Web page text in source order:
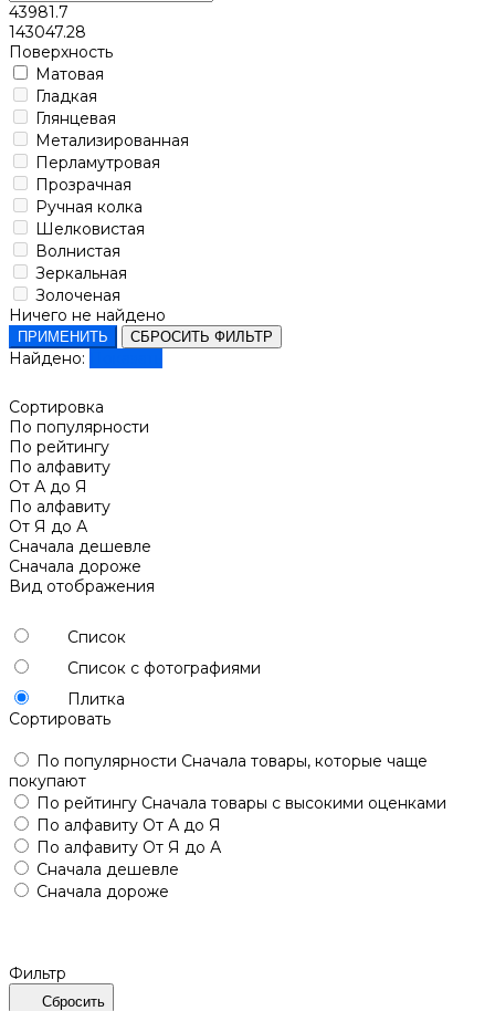
43981.7
143047.28
Поверхность
Матовая
Гладкая
Глянцевая
Метализированная
Перламутровая
Прозрачная
Ручная колка
Шелковистая
Волнистая
Зеркальная
Золоченая
Ничего не найдено
ПРИМЕНИТЬ СБРОСИТЬ ФИЛЬТР
Найдено:
Сортировка
По популярности
По рейтингу
По алфавиту
От А до Я
По алфавиту
От Я до А
Сначала дешевле
Сначала дороже
Вид отображения
Список
Список с фотографиями
Плитка
Сортировать
По популярности Сначала товары, которые чаще
покупают
По рейтингу Сначала товары с высокими оценками
По алфавиту От А до Я
По алфавиту От Я до А
Сначала дешевле
Сначала дороже
Фильтр
Сбросить